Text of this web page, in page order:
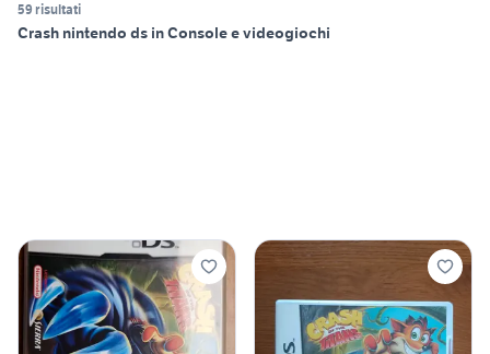
59 risultati
Crash nintendo ds in Console e videogiochi